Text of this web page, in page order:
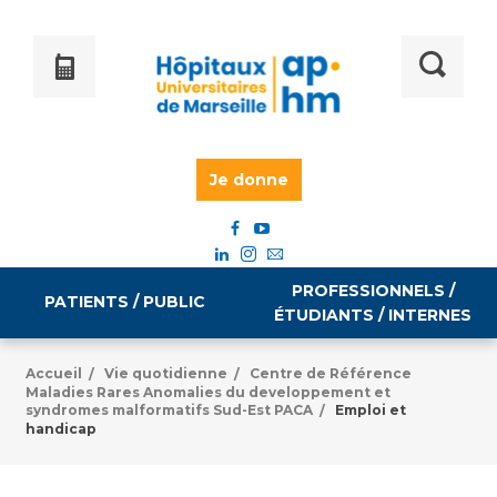
Je donne
PATIENTS / PUBLIC
Informations pratiques
PROFESSIONNELS /
ÉTUDIANTS / INTERNES
Égalité professionnelle
Accueil / Vie quotidienne /
Centre de Référence
Maladies Rares Anomalies du developpement et
syndromes malformatifs Sud-Est PACA /
Emploi et
handicap